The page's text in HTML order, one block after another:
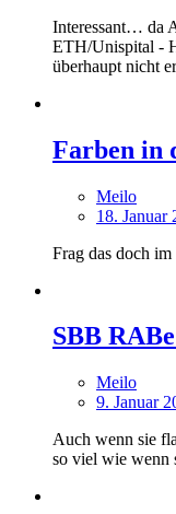
Interessant… da
ETH/Unispital -
überhaupt nicht
Farben in
Meilo
18. Januar
Frag das doch
SBB
Meilo
9. Januar
Auch wenn sie
so viel wie wenn